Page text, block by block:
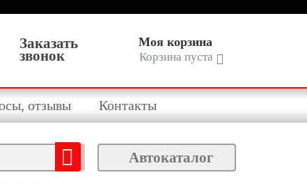
Заказать
звонок
Моя корзина
Корзина пуста
отзывы Контакты
Автокаталог